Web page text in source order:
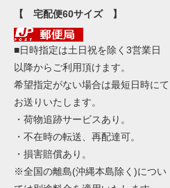
【 宅配便60サイズ 】
■日時指定は土日祝を除く3営業日
以降からご利用頂けます。
希望指定がない場合は最短日時にて
お送りいたします。
・荷物追跡サービスあり。
・不在時の転送、再配達可。
・損害賠償あり。
※全国の離島(沖縄本島除く)につい